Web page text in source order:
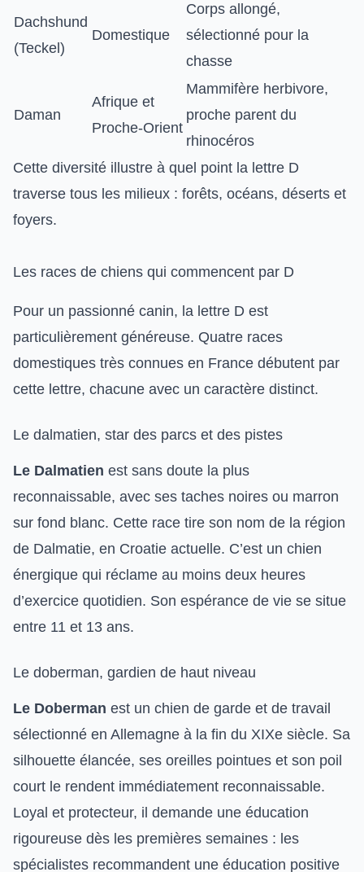
Dachshund
(Teckel)
Domestique
Corps allongé,
sélectionné pour la
chasse
Daman
Afrique et
Proche-Orient
Mammifère herbivore,
proche parent du
rhinocéros
Cette diversité illustre à quel point la lettre D
traverse tous les milieux : forêts, océans, déserts et
foyers.
Les races de chiens qui commencent par D
Pour un passionné canin, la lettre D est
particulièrement généreuse. Quatre races
domestiques très connues en France débutent par
cette lettre, chacune avec un caractère distinct.
Le dalmatien, star des parcs et des pistes
Le Dalmatien est sans doute la plus
reconnaissable, avec ses taches noires ou marron
sur fond blanc. Cette race tire son nom de la région
de Dalmatie, en Croatie actuelle. C’est un chien
énergique qui réclame au moins deux heures
d’exercice quotidien. Son espérance de vie se situe
entre 11 et 13 ans.
Le doberman, gardien de haut niveau
Le Doberman est un chien de garde et de travail
sélectionné en Allemagne à la fin du XIXe siècle. Sa
silhouette élancée, ses oreilles pointues et son poil
court le rendent immédiatement reconnaissable.
Loyal et protecteur, il demande une éducation
rigoureuse dès les premières semaines : les
spécialistes recommandent une éducation positive